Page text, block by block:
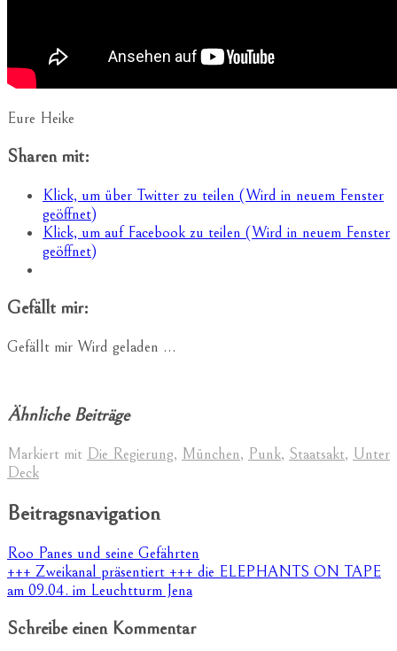
Eure Heike
Sharen mit:
Klick, um über Twitter zu teilen (Wird in neuem Fenster
geöffnet)
Klick, um auf Facebook zu teilen (Wird in neuem Fenster
geöffnet)
Gefällt mir:
Gefällt mir Wird geladen …
Ähnliche Beiträge
Markiert mit Die Regierung, München, Punk, Staatsakt, Unter
Deck
Beitragsnavigation
Roo Panes und seine Gefährten
+++ Zweikanal präsentiert +++ die ELEPHANTS ON TAPE
am 09.04. im Leuchtturm Jena
Schreibe einen Kommentar